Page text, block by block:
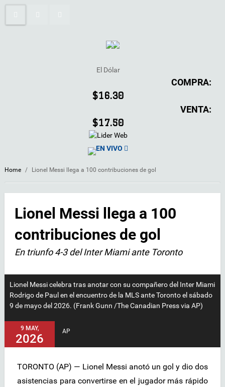
El Dólar
COMPRA:
$16.30
VENTA:
$17.50
EN VIVO
Home / Lionel Messi llega a 100 contribuciones de gol
Lionel Messi llega a 100
contribuciones de gol
En triunfo 4-3 del Inter Miami ante Toronto
Lionel Messi celebra tras anotar con su compañero del Inter Miami
Rodrigo de Paul en el encuentro de la MLS ante Toronto el sábado
9 de mayo del 2026. (Frank Gunn /The Canadian Press via AP)
9 MAY,
2026
AP
TORONTO (AP) — Lionel Messi anotó un gol y dio dos
asistencias para convertirse en el jugador más rápido